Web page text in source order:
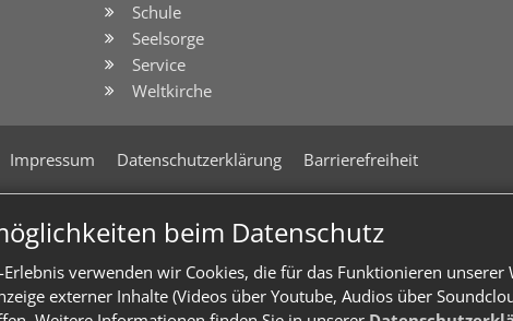
beim Datenschutz
verwenden wir Cookies, die für das Funktionieren
externer Inhalte (Videos über Youtube, Audios über
Schule
Seelsorge
Service
Weltkirche
Impressum Datenschutzerklärung Barrierefreiheit